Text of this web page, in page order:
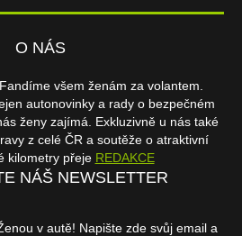
O NÁS
všem ženám za volantem.
autonovinky a rady o bezpečném
ženy zajímá. Exkluzivně u nás také
z celé ČR a soutěže o atraktivní
kilometry přeje REDAKCE
NÁŠ NEWSLETTER
v autě! Napište zde svůj email a